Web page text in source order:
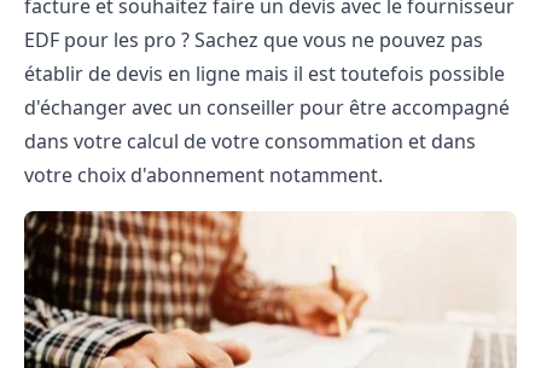
facture et souhaitez faire un devis avec le fournisseur
EDF pour les pro ? Sachez que vous ne pouvez pas
établir de devis en ligne mais il est toutefois possible
d'échanger avec un conseiller pour être accompagné
dans votre calcul de votre consommation et dans
votre choix d'abonnement notamment.